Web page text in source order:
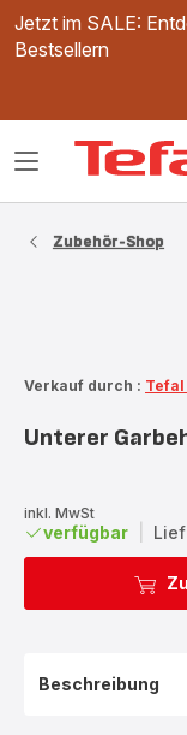
Jetzt im SALE:
Bestsellern
Das
Zubehör-Shop
Verkauf durch :
Unterer
inkl. MwSt
verfügbar
Beschreibung